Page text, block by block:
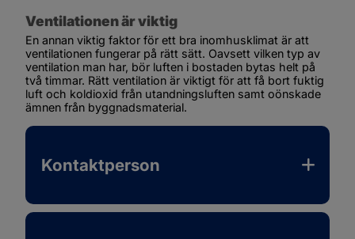
Ventilationen är viktig
En annan viktig faktor för ett bra inomhusklimat är att
ventilationen fungerar på rätt sätt. Oavsett vilken typ av
ventilation man har, bör luften i bostaden bytas helt på
två timmar. Rätt ventilation är viktigt för att få bort fuktig
luft och koldioxid från utandningsluften samt oönskade
ämnen från byggnadsmaterial.
Kontaktperson